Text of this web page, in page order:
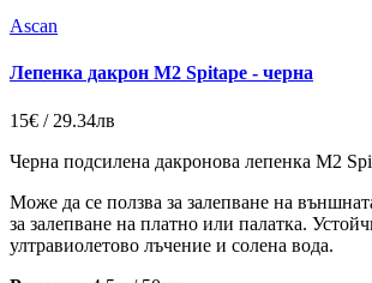
Ascan
Лепенка дакрон M2 Spitape - черна
15€ / 29.34лв
Черна подсилена дакронова лепенка M2
Може да се ползва за залепване на
за залепване на платно или палатка.
ултравиолетово лъчение и солена вода.